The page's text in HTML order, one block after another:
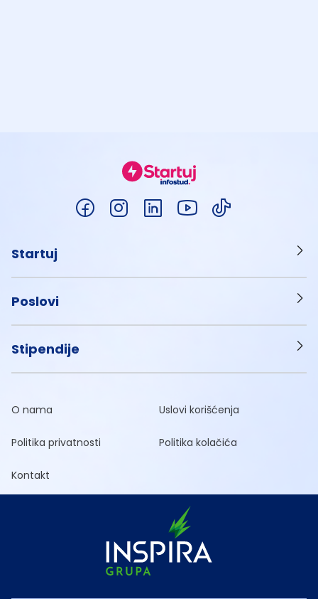
Startuj
Poslovi
Stipendije
O nama Uslovi korišćenja
Politika privatnosti Politika kolačića
Kontakt